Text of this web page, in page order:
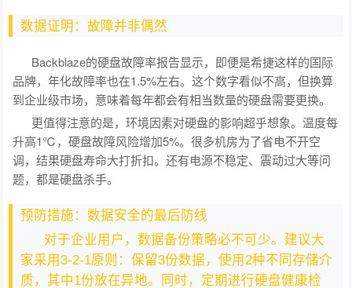
数据证明：故障并非偶然
Backblaze的硬盘故障率报告显示，即便是希捷这样的国际
品牌，年化故障率也在1.5%左右。这个数字看似不高，但换算
到企业级市场，意味着每年都会有相当数量的硬盘需要更换。
更值得注意的是，环境因素对硬盘的影响超乎想象。温度每
升高1℃，硬盘故障风险增加5%。很多机房为了省电不开空
调，结果硬盘寿命大打折扣。还有电源不稳定、震动过大等问
题，都是硬盘杀手。
预防措施：数据安全的最后防线
对于企业用户，数据备份策略必不可少。建议大
家采用3-2-1原则：保留3份数据，使用2种不同存储介
质，其中1份放在异地。同时，定期进行硬盘健康检